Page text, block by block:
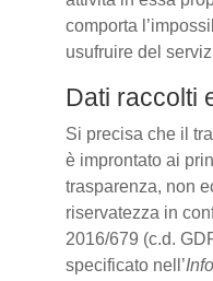
comporta
usufruire del
Dati raccolti
Si precisa che il
è improntato ai
trasparenza, non
riservatezza in
2016/679 (c.d.
specificato nell’